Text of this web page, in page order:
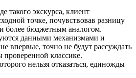
такого экскурса, клиент
точке, почувствовав разницу
более бюджетным аналогом.
данными механизмами и
впервые, точно не будут рассуждать
проверенной классике.
нельзя отказаться, единожды